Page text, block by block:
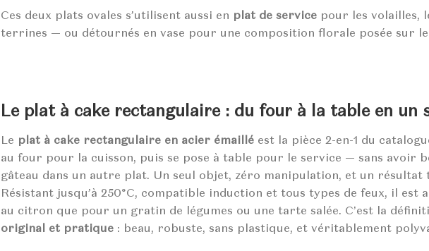
Ces deux plats ovales s’utilisent aussi en plat de service pour les volailles,
terrines — ou détournés en vase pour une composition florale posée sur
Le plat à cake rectangulaire : du four à la table en un
Le plat à cake rectangulaire en acier émaillé est la pièce 2-en-1 du
au four pour la cuisson, puis se pose à table pour le service — sans avoir
gâteau dans un autre plat. Un seul objet, zéro manipulation, et un résultat
Résistant jusqu’à 250°C, compatible induction et tous types de feux, il est
au citron que pour un gratin de légumes ou une tarte salée. C’est la
original et pratique : beau, robuste, sans plastique, et véritablement